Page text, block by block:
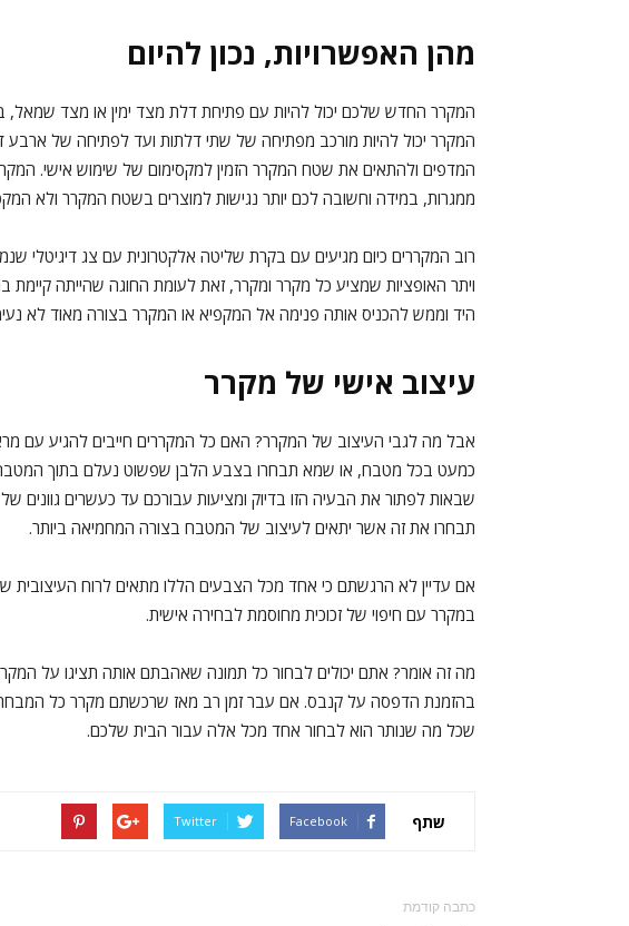
מהן האפשרויות, נכון להיום
המקרר החדש שלכם יכול להיות עם פתיחת דלת מצד ימין או מצד שמאל,
המקרר יכול להיות מורכב מפתיחה של שתי דלתות ועד לפתיחה של ארבע
המדפים ולהתאים את שטח המקרר הזמין למקסימום של שימוש אישי.
ממגרות, במידה וחשובה לכם יותר נגישות למוצרים בשטח המקרר ולא
רוב המקררים כיום מגיעים עם בקרת שליטה אלקטרונית עם צג דיגיטלי
ויתר האופציות שמציע כל מקרר ומקרר, זאת לעומת החוגה שהייתה קיימת
היד וממש להכניס אותה פנימה אל המקפיא או המקרר בצורה מאוד לא
עיצוב אישי של מקרר
אבל מה לגבי העיצוב של המקרר? האם כל המקררים חייבים להגיע עם
כמעט בכל מטבח, או שמא תבחרו בצבע הלבן שפשוט נעלם בתוך המטבח
שבאות לפתור את הבעיה הזו בדיוק ומציעות עבורכם עד כעשרים גוונים
תבחרו את זה אשר יתאים לעיצוב של המטבח בצורה המחמיאה ביותר.
אם עדיין לא הרגשתם כי אחד מכל הצבעים הללו מתאים לרוח העיצובית
במקרר עם חיפוי של זכוכית מחוסמת לבחירה אישית.
מה זה אומר? אתם יכולים לבחור כל תמונה שאהבתם אותה תציגו על
בהזמנת הדפסה על קנבס. אם עבר זמן רב מאז שרכשתם מקרר כל
שכל מה שנותר הוא לבחור אחד מכל אלה עבור הבית שלכם.
שתף Facebook
Twitter
כתבה קודמת